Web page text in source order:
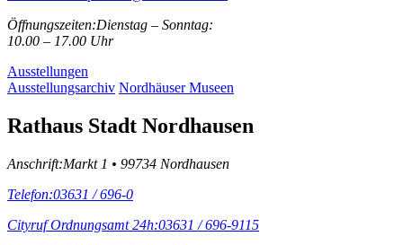
Öffnungszeiten:Dienstag – Sonntag:
10.00 – 17.00 Uhr
Ausstellungen
Ausstellungsarchiv Nordhäuser Museen
Rathaus Stadt Nordhausen
Anschrift:Markt 1 • 99734 Nordhausen
Telefon:03631 / 696-0
Cityruf Ordnungsamt 24h:03631 / 696-9115